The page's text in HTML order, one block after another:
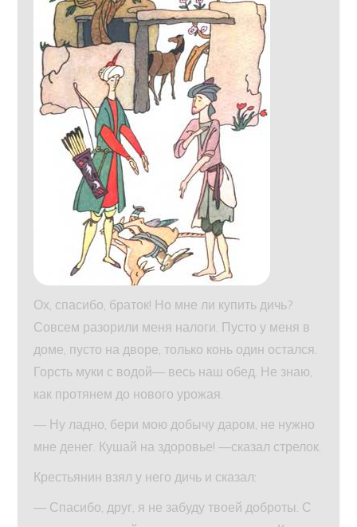
Ох, спасибо, браток! Но мне ли купить дичь?
Совсем разорили меня налоги. Пусто у меня в
доме, пусто на дворе, только конь один остался.
Горсть муки с водой— весь наш обед. Не знаю,
как протянем до нового урожая.
— Ну ладно, бери мою добычу даром, не нужно
мне денег. Кушай на здоровье! —сказал стрелок.
Крестьянин взял у него дичь и сказал:
— Спасибо, друг, я не забуду твоей доброты. С